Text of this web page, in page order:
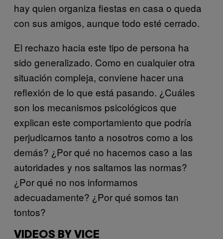
hay quien organiza fiestas en casa o queda
con sus amigos, aunque todo esté cerrado.
El rechazo hacia este tipo de persona ha
sido generalizado. Como en cualquier otra
situación compleja, conviene hacer una
reflexión de lo que está pasando. ¿Cuáles
son los mecanismos psicológicos que
explican este comportamiento que podría
perjudicarnos tanto a nosotros como a los
demás? ¿Por qué no hacemos caso a las
autoridades y nos saltamos las normas?
¿Por qué no nos informamos
adecuadamente? ¿Por qué somos tan
tontos?
VIDEOS BY VICE